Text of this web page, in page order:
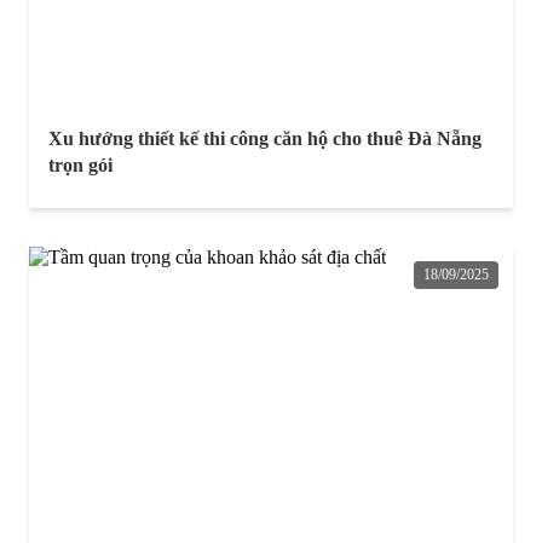
Xu hướng thiết kế thi công căn hộ cho thuê Đà Nẵng
trọn gói
18/09/2025